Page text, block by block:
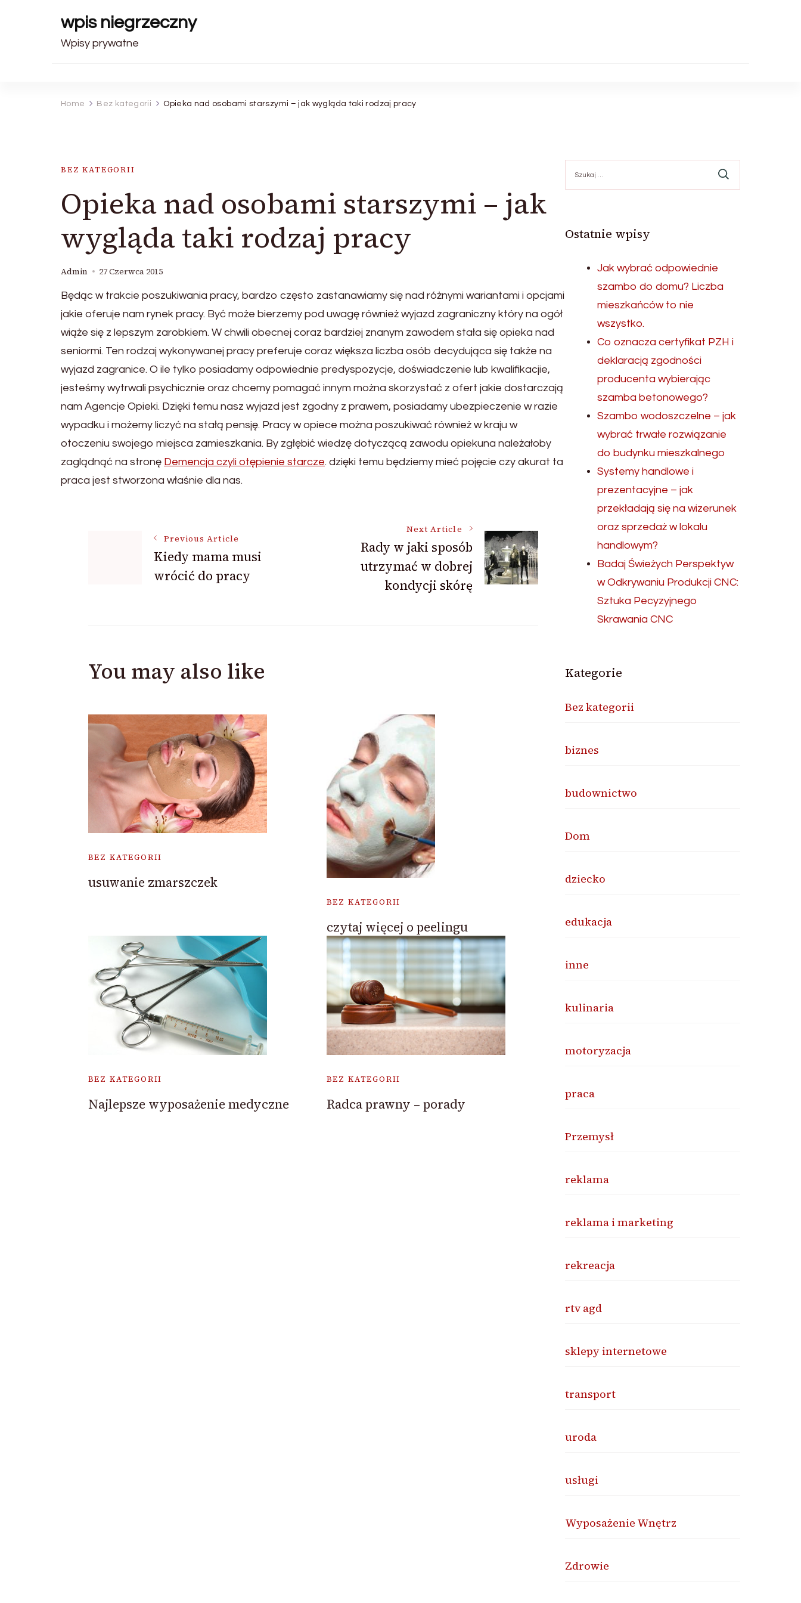
wpis niegrzeczny
Wpisy prywatne
Home Bez kategorii Opieka nad osobami starszymi – jak wygląda taki rodzaj pracy
BEZ KATEGORII
Opieka nad osobami starszymi – jak
wygląda taki rodzaj pracy
Admin 27 Czerwca 2015
Będąc w trakcie poszukiwania pracy, bardzo często zastanawiamy się nad różnymi wariantami i opcjami
jakie oferuje nam rynek pracy. Być może bierzemy pod uwagę również wyjazd zagraniczny który na ogół
wiąże się z lepszym zarobkiem. W chwili obecnej coraz bardziej znanym zawodem stała się opieka nad
seniormi. Ten rodzaj wykonywanej pracy preferuje coraz większa liczba osób decydująca się także na
wyjazd zagranice. O ile tylko posiadamy odpowiednie predyspozycje, doświadczenie lub kwalifikacjie,
jesteśmy wytrwali psychicznie oraz chcemy pomagać innym można skorzystać z ofert jakie dostarczają
nam Agencje Opieki. Dzięki temu nasz wyjazd jest zgodny z prawem, posiadamy ubezpieczenie w razie
wypadku i możemy liczyć na stałą pensję. Pracy w opiece można poszukiwać również w kraju w
otoczeniu swojego miejsca zamieszkania. By zgłębić wiedzę dotyczącą zawodu opiekuna należałoby
zaglądnąć na stronę Demencja czyli otępienie starcze. dzięki temu będziemy mieć pojęcie czy akurat ta
praca jest stworzona właśnie dla nas.
Navigation
Previous Article
Kiedy mama musi
wrócić do pracy
Next Article
Rady w jaki sposób
utrzymać w dobrej
kondycji skórę
You may also like
BEZ KATEGORII
usuwanie zmarszczek
BEZ KATEGORII
czytaj więcej o peelingu
BEZ KATEGORII
Najlepsze wyposażenie medyczne
BEZ KATEGORII
Radca prawny – porady
Ostatnie wpisy
Jak wybrać odpowiednie
szambo do domu? Liczba
mieszkańców to nie
wszystko.
Co oznacza certyfikat PZH i
deklaracją zgodności
producenta wybierając
szamba betonowego?
Szambo wodoszczelne – jak
wybrać trwałe rozwiązanie
do budynku mieszkalnego
Systemy handlowe i
prezentacyjne – jak
przekładają się na wizerunek
oraz sprzedaż w lokalu
handlowym?
Badaj Świeżych Perspektyw
w Odkrywaniu Produkcji CNC:
Sztuka Pecyzyjnego
Skrawania CNC
Kategorie
Bez kategorii
biznes
budownictwo
Dom
dziecko
edukacja
inne
kulinaria
motoryzacja
praca
Przemysł
reklama
reklama i marketing
rekreacja
rtv agd
sklepy internetowe
transport
uroda
usługi
Wyposażenie Wnętrz
Zdrowie